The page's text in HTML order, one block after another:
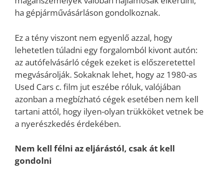
ha gépjárművásárláson gondolkoznak.
Ez a tény viszont nem egyenlő azzal, hogy
lehetetlen túladni egy forgalomból kivont autón:
az autófelvásárló cégek ezeket is előszeretettel
megvásárolják. Sokaknak lehet, hogy az 1980-as
Used Cars c. film jut eszébe róluk, valójában
azonban a megbízható cégek esetében nem kell
tartani attól, hogy ilyen-olyan trükköket vetnek be
a nyerészkedés érdekében.
Nem kell félni az eljárástól, csak át kell
gondolni